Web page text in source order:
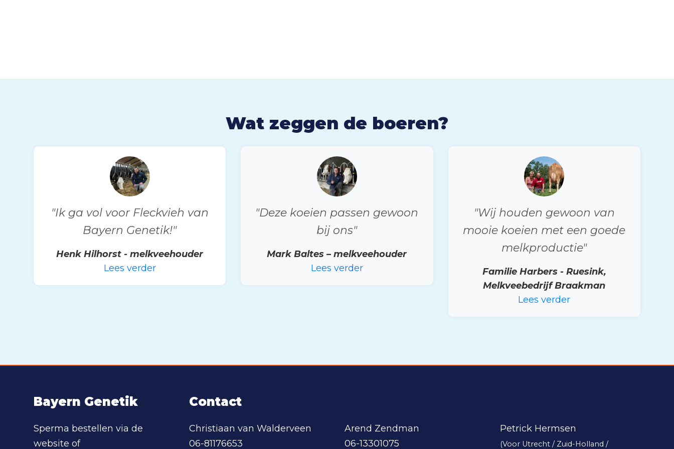
Wat zeggen de boeren?
"Ik ga vol voor Fleckvieh van
Bayern Genetik!"
Henk Hilhorst - melkveehouder
Lees verder
"Deze koeien passen gewoon
bij ons"
Mark Baltes – melkveehouder
Lees verder
"Wij houden gewoon van
mooie koeien met een goede
melkproductie"
Familie Harbers - Ruesink,
Melkveebedrijf Braakman
Lees verder
Bayern Genetik
Sperma bestellen via de
website of
Contact
Christiaan van Walderveen
06-81176653
Arend Zendman
06-13301075
Petrick Hermsen
(Voor Utrecht / Zuid-Holland /